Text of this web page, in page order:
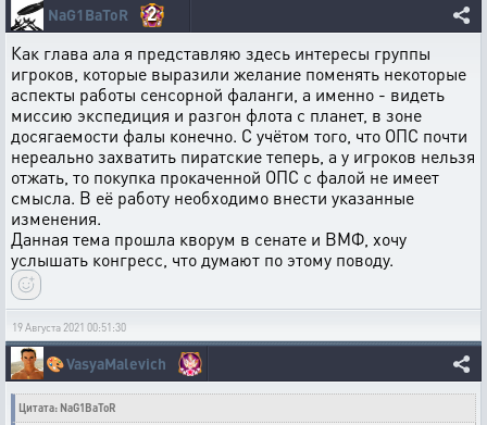
NaG1BaToR 2
Как глава ала я представляю здесь интересы группы
игроков, которые выразили желание поменять некоторые
аспекты работы сенсорной фаланги, а именно - видеть
миссию экспедиция и разгон флота с планет, в зоне
досягаемости фалы конечно. C учётом того, что ОПС почти
нереально захватить пиратские теперь, а у игроков нельзя
отжать, то покупка прокаченной ОПС с фалой не имеет
смысла. В её работу необходимо внести указанные
изменения.
Данная тема прошла кворум в сенате и ВМФ, хочу
услышать конгресс, что думают по этому поводу.
19 Августа 2021 00:51:30
🎨VasyaMalevich
Цитата: NaG1BaToR